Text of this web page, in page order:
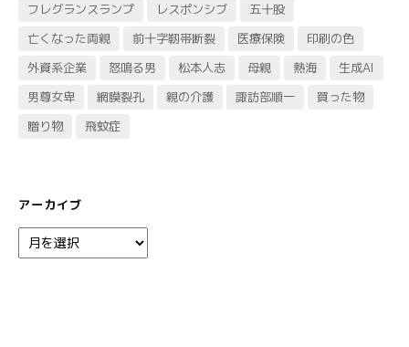
フレグランスランプ
レスポンシブ
五十股
亡くなった両親
前十字靭帯断裂 医療保険
印刷の色
外資系企業
怒鳴る男 松本人志 母親 熱海
生成AI
男尊女卑
網膜裂孔 親の介護 諏訪部順一
買った物
贈り物
飛蚊症
アーカイブ
ー